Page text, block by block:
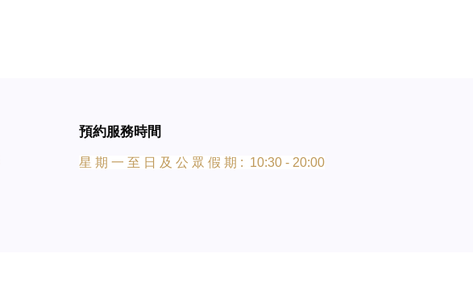
預約服務時間
星 期 一 至 日 及 公 眾 假 期 : 10:30 - 20:00